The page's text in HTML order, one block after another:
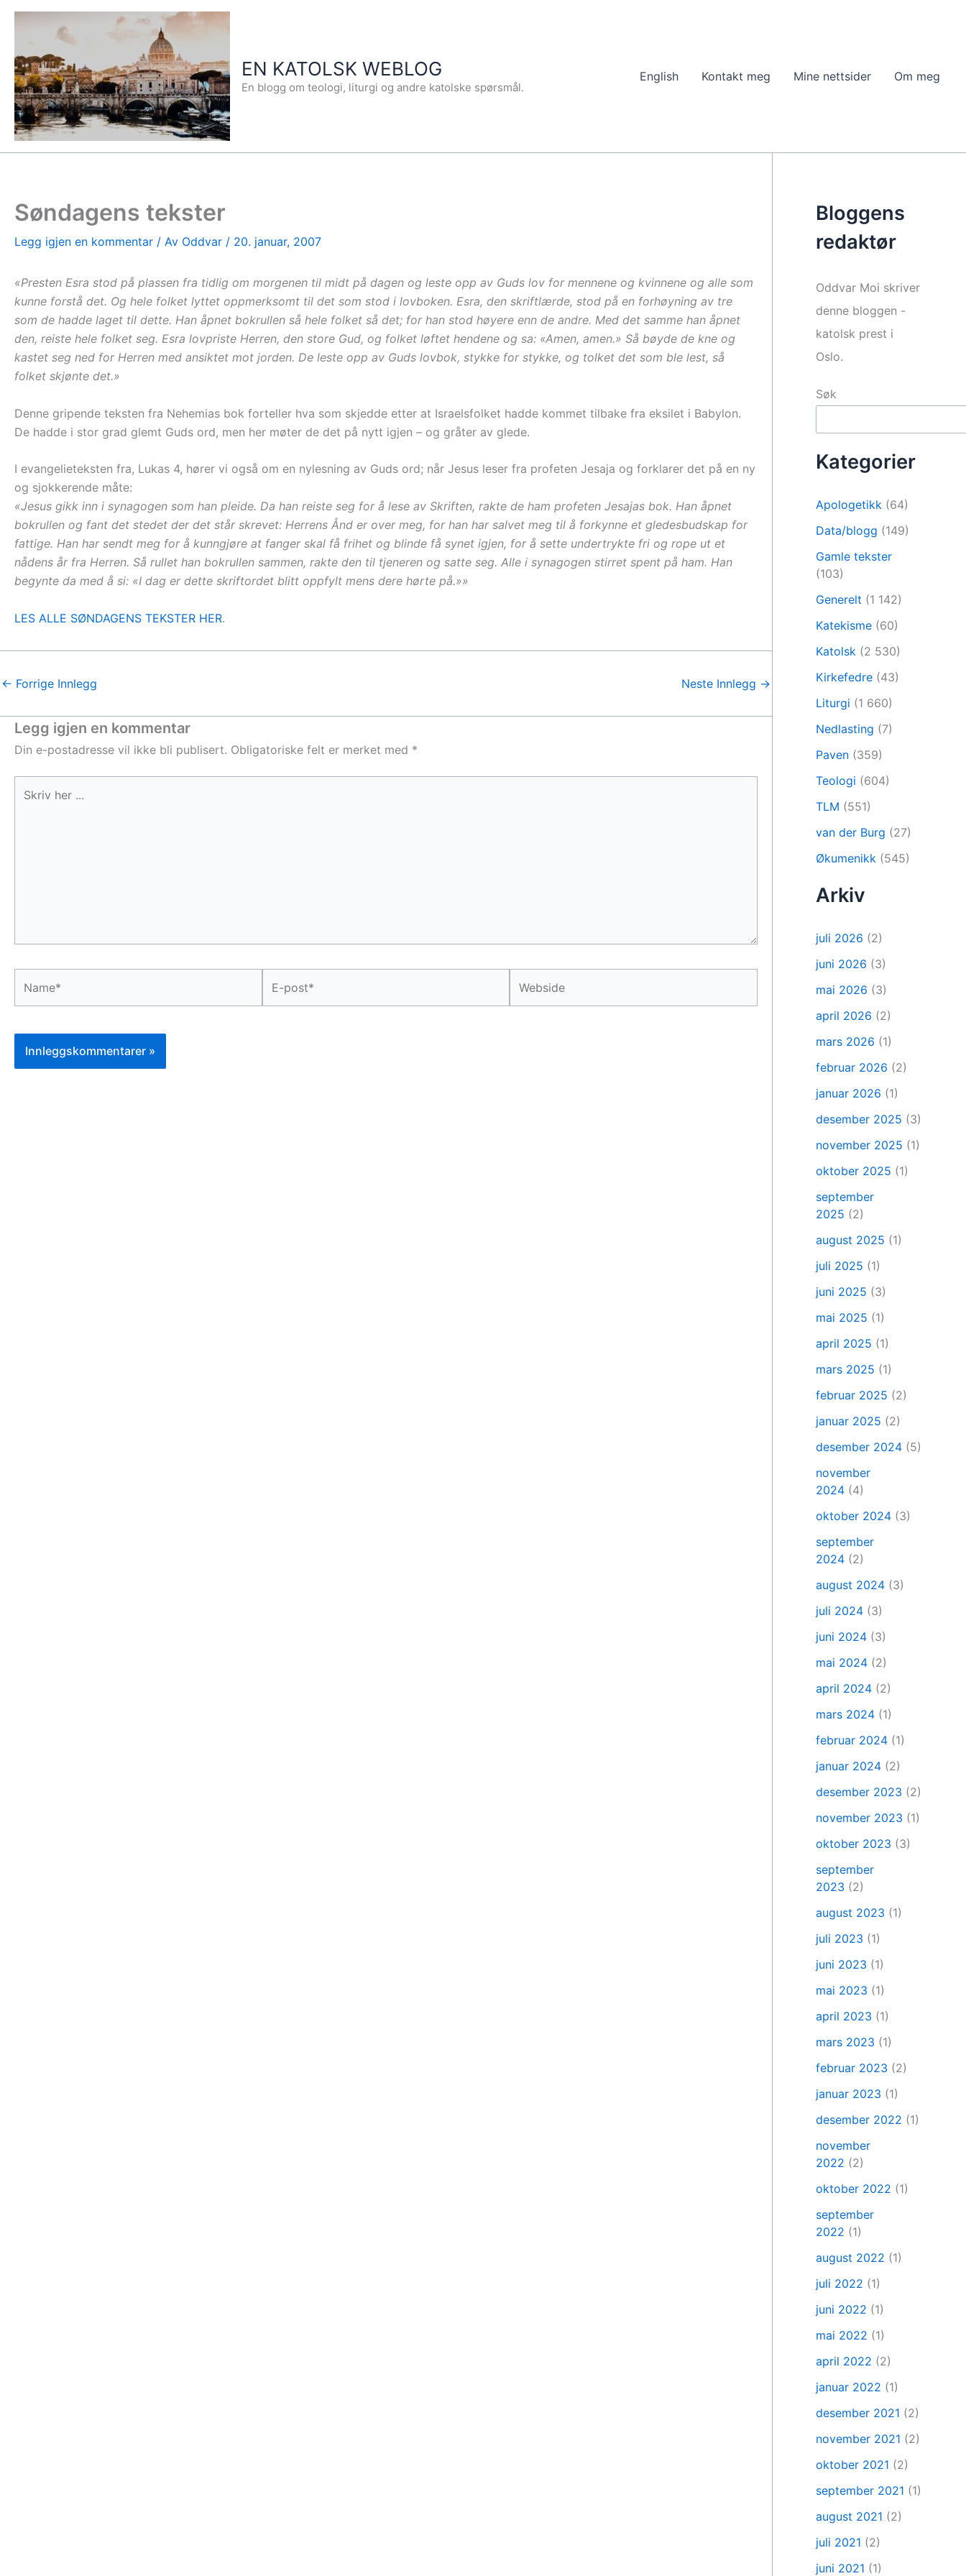
Hopp
innholdet
EN KATOLSK WEBLOG
En blogg om teologi, liturgi og andre katolske spørsmål.
English Kontakt meg Mine nettsider Om meg
Søndagens tekster
Legg igjen en kommentar / Av Oddvar / 20. januar, 2007
«Presten Esra stod på plassen fra tidlig om morgenen til midt på dagen og leste opp av Guds lov for mennene og kvinnene og alle som
kunne forstå det. Og hele folket lyttet oppmerksomt til det som stod i lovboken. Esra, den skriftlærde, stod på en forhøyning av tre
som de hadde laget til dette. Han åpnet bokrullen så hele folket så det; for han stod høyere enn de andre. Med det samme han åpnet
den, reiste hele folket seg. Esra lovpriste Herren, den store Gud, og folket løftet hendene og sa: «Amen, amen.» Så bøyde de kne og
kastet seg ned for Herren med ansiktet mot jorden. De leste opp av Guds lovbok, stykke for stykke, og tolket det som ble lest, så
folket skjønte det.»
Denne gripende teksten fra Nehemias bok forteller hva som skjedde etter at Israelsfolket hadde kommet tilbake fra eksilet i Babylon.
De hadde i stor grad glemt Guds ord, men her møter de det på nytt igjen – og gråter av glede.
I evangelieteksten fra, Lukas 4, hører vi også om en nylesning av Guds ord; når Jesus leser fra profeten Jesaja og forklarer det på en ny
og sjokkerende måte:
«Jesus gikk inn i synagogen som han pleide. Da han reiste seg for å lese av Skriften, rakte de ham profeten Jesajas bok. Han åpnet
bokrullen og fant det stedet der det står skrevet: Herrens Ånd er over meg, for han har salvet meg til å forkynne et gledesbudskap for
fattige. Han har sendt meg for å kunngjøre at fanger skal få frihet og blinde få synet igjen, for å sette undertrykte fri og rope ut et
nådens år fra Herren. Så rullet han bokrullen sammen, rakte den til tjeneren og satte seg. Alle i synagogen stirret spent på ham. Han
begynte da med å si: «I dag er dette skriftordet blitt oppfylt mens dere hørte på.»»
LES ALLE SØNDAGENS TEKSTER HER.
← Forrige Innlegg Neste Innlegg →
Legg igjen en kommentar
Din e-postadresse vil ikke bli publisert. Obligatoriske felt er merket med *
her
post*
Bloggens
redaktør
Oddvar Moi skriver
denne bloggen -
katolsk prest i
Oslo.
Søk
Kategorier
Apologetikk (64)
Data/blogg (149)
Gamle tekster
(103)
Generelt (1 142)
Katekisme (60)
Katolsk (2 530)
Kirkefedre (43)
Liturgi (1 660)
Nedlasting (7)
Paven (359)
Teologi (604)
TLM (551)
van der Burg (27)
Økumenikk (545)
Arkiv
juli 2026 (2)
juni 2026 (3)
mai 2026 (3)
april 2026 (2)
mars 2026 (1)
februar 2026 (2)
januar 2026 (1)
desember 2025 (3)
november 2025 (1)
oktober 2025 (1)
september
2025 (2)
august 2025 (1)
juli 2025 (1)
juni 2025 (3)
mai 2025 (1)
april 2025 (1)
mars 2025 (1)
februar 2025 (2)
januar 2025 (2)
desember 2024 (5)
november
2024 (4)
oktober 2024 (3)
september
2024 (2)
august 2024 (3)
juli 2024 (3)
juni 2024 (3)
mai 2024 (2)
april 2024 (2)
mars 2024 (1)
februar 2024 (1)
januar 2024 (2)
desember 2023 (2)
november 2023 (1)
oktober 2023 (3)
september
2023 (2)
august 2023 (1)
juli 2023 (1)
juni 2023 (1)
mai 2023 (1)
april 2023 (1)
mars 2023 (1)
februar 2023 (2)
januar 2023 (1)
desember 2022 (1)
november
2022 (2)
oktober 2022 (1)
september
2022 (1)
august 2022 (1)
juli 2022 (1)
juni 2022 (1)
mai 2022 (1)
april 2022 (2)
januar 2022 (1)
desember 2021 (2)
november 2021 (2)
oktober 2021 (2)
september 2021 (1)
august 2021 (2)
juli 2021 (2)
juni 2021 (1)